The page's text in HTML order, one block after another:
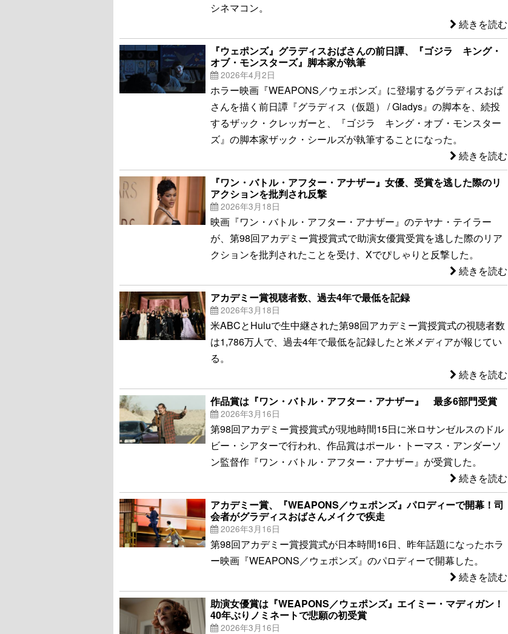
シネマコン。
続きを読む
『ウェポンズ』グラディスおばさんの前日譚、『ゴジラ キング・
オブ・モンスターズ』脚本家が執筆
2026年4月2日
ホラー映画『WEAPONS／ウェポンズ』に登場するグラディスおば
さんを描く前日譚『グラディス（仮題） / Gladys』の脚本を、続投
するザック・クレッガーと、『ゴジラ キング・オブ・モンスター
ズ』の脚本家ザック・シールズが執筆することになった。
続きを読む
『ワン・バトル・アフター・アナザー』女優、受賞を逃した際のリ
アクションを批判され反撃
2026年3月18日
映画『ワン・バトル・アフター・アナザー』のテヤナ・テイラー
が、第98回アカデミー賞授賞式で助演女優賞受賞を逃した際のリア
クションを批判されたことを受け、Xでぴしゃりと反撃した。
続きを読む
アカデミー賞視聴者数、過去4年で最低を記録
2026年3月18日
米ABCとHuluで生中継された第98回アカデミー賞授賞式の視聴者数
は1,786万人で、過去4年で最低を記録したと米メディアが報じてい
る。
続きを読む
作品賞は『ワン・バトル・アフター・アナザー』 最多6部門受賞
2026年3月16日
第98回アカデミー賞授賞式が現地時間15日に米ロサンゼルスのドル
ビー・シアターで行われ、作品賞はポール・トーマス・アンダーソ
ン監督作『ワン・バトル・アフター・アナザー』が受賞した。
続きを読む
アカデミー賞、『WEAPONS／ウェポンズ』パロディーで開幕！司
会者がグラディスおばさんメイクで疾走
2026年3月16日
第98回アカデミー賞授賞式が日本時間16日、昨年話題になったホラ
ー映画『WEAPONS／ウェポンズ』のパロディーで開幕した。
続きを読む
助演女優賞は『WEAPONS／ウェポンズ』エイミー・マディガン！
40年ぶりノミネートで悲願の初受賞
2026年3月16日